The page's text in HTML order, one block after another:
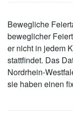
Bewegliche
beweglicher
er nicht in jedem
stattfindet. Das
Nordrhein-
sie haben einen